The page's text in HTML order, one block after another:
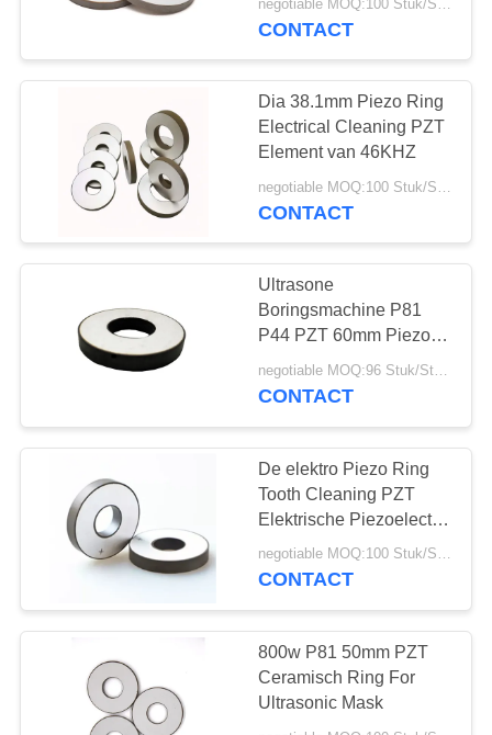
CONTACT
Dia 38.1mm Piezo Ring
Electrical Cleaning PZT
Element van 46KHZ
negotiable MOQ:100 Stuk/Stukken
CONTACT
Ultrasone
Boringsmachine P81
P44 PZT 60mm Piezo
Ring
negotiable MOQ:96 Stuk/Stukken
CONTACT
De elektro Piezo Ring
Tooth Cleaning PZT
Elektrische Piezoelectric
Ceramische Ring van
45KHZ
negotiable MOQ:100 Stuk/Stukken
CONTACT
800w P81 50mm PZT
Ceramisch Ring For
Ultrasonic Mask